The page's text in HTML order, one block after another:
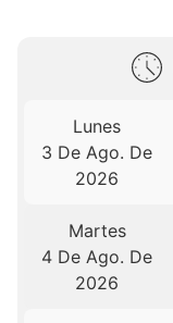
Lunes
3 De Ago. De
2026
Martes
4 De Ago. De
2026